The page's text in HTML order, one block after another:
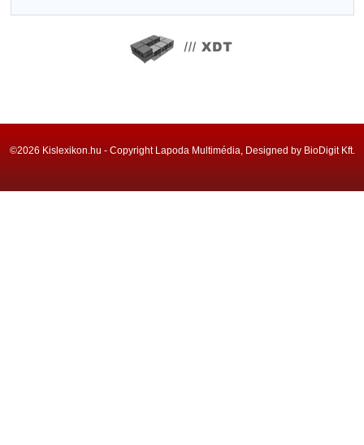
©2026 Kislexikon.hu - Copyright Lapoda Multimédia, Designed by BioDigit Kft.